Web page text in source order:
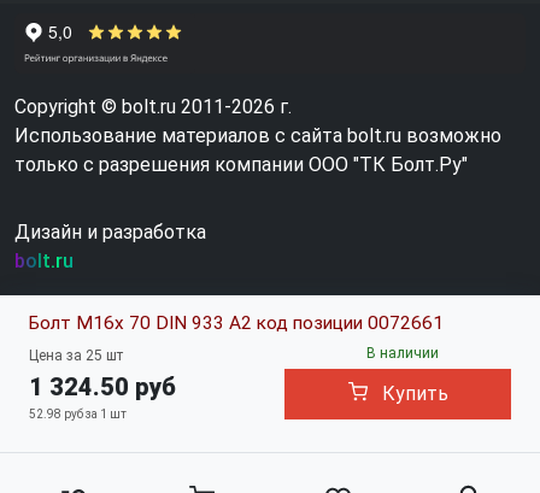
Болт М16х 70 DIN 933 A2 код позиции 0072661
Цена за 25 шт
1 324.50 руб
52.98 руб за 1 шт
В наличии
Купить
Copyright © bolt.ru 2011-2026 г.
Использование материалов с сайта bolt.ru возможно
только с разрешения компании ООО "ТК Болт.Ру"
Дизайн и разработка
bolt.ru